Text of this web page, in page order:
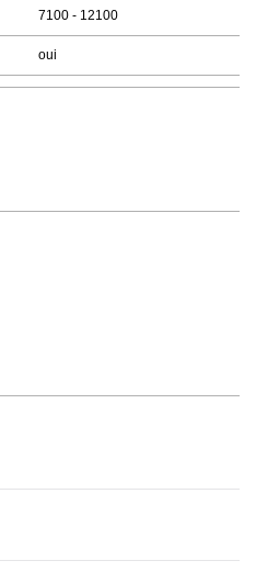
7100 - 12100
oui